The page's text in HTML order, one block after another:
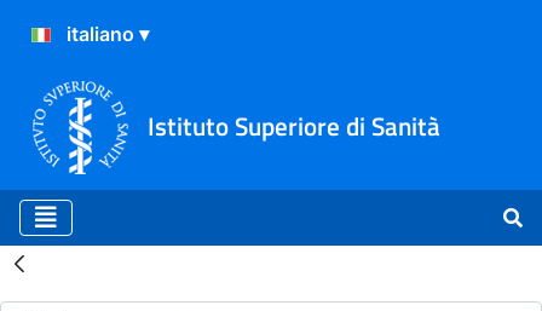
Istituto Superiore di Sanità
Risultati della Ricerca -